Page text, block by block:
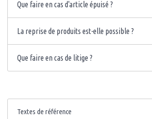
Que faire en cas d'article épuisé ?
La reprise de produits est-elle possible ?
Que faire en cas de litige ?
Textes de référence